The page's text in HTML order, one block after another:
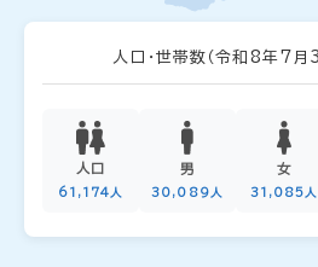
人口・世帯数 （令和8年7月
人口
61,174人
男
30,089人
女
31,085人